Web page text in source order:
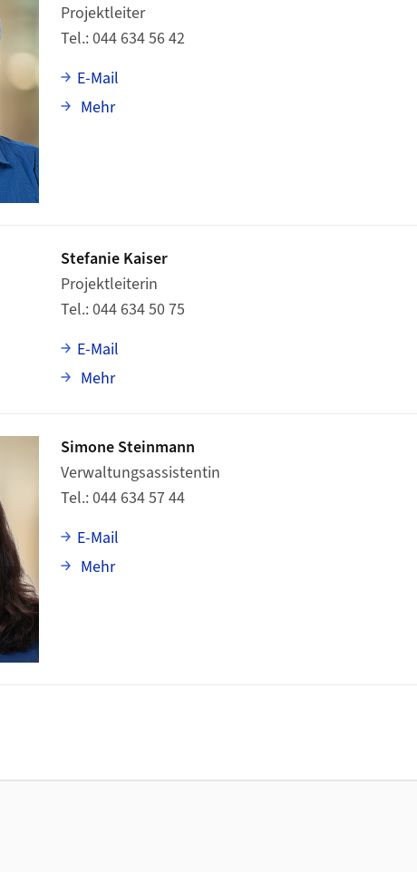
Projektleiter
Tel. 044 634 56 42
E-Mail
Mehrüber Adrian Scheidegger
Stefanie Kaiser
Projektleiterin
Tel. 044 634 50 75
E-Mail
Mehrüber Stefanie Kaiser
Simone Steinmann
Verwaltungsassistentin
Tel. 044 634 57 44
E-Mail
Mehrüber Simone Steinmann